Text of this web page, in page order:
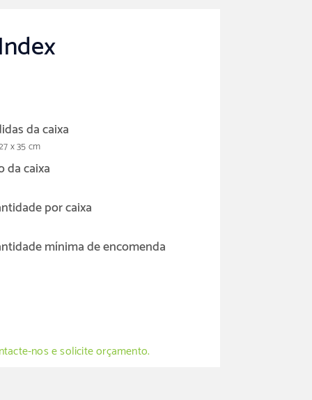
da caixa
x 35 cm
da caixa
por caixa
mínima de encomenda
nos e solicite orçamento.